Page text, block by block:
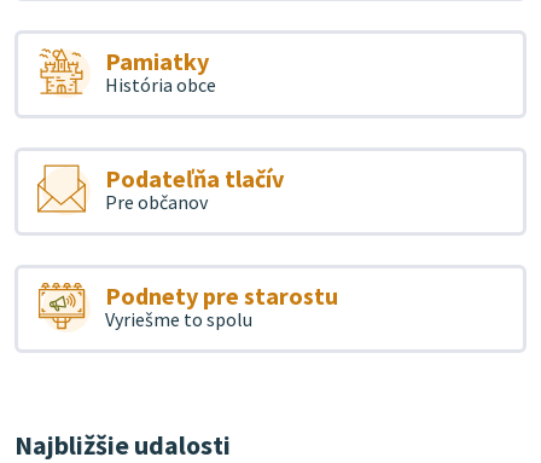
Pamiatky
História obce
Podateľňa tlačív
Pre občanov
Podnety pre starostu
Vyriešme to spolu
Najbližšie udalosti